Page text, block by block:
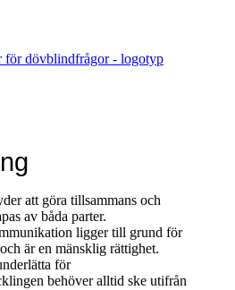
att göra tillsammans och
av båda parter.
ligger till grund för
är en mänsklig rättighet.
för
behöver alltid ske utifrån